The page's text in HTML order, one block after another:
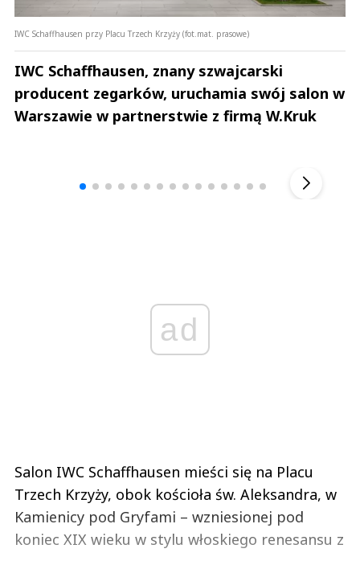
IWC Schaffhausen przy Placu Trzech Krzyży (fot.mat. prasowe)
IWC Schaffhausen, znany szwajcarski
producent zegarków, uruchamia swój salon w
Warszawie w partnerstwie z firmą W.Kruk
ad
Salon IWC Schaffhausen mieści się na Placu
Trzech Krzyży, obok kościoła św. Aleksandra, w
Kamienicy pod Gryfami – wzniesionej pod
koniec XIX wieku w stylu włoskiego renesansu z